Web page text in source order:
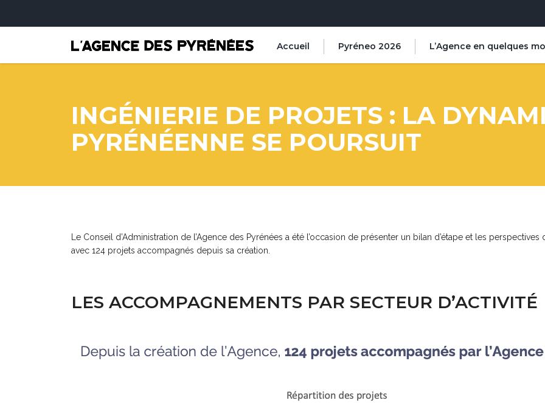
Accueil Pyréneo 2026 L’Agence en quelques
INGÉNIERIE DE PROJETS : LA
PYRÉNÉENNE SE POURSUIT
Le Conseil d’Administration de l’Agence des Pyrénées a été l’occasion de présenter un bilan d’étape et les
avec 124 projets accompagnés depuis sa création.
LES ACCOMPAGNEMENTS PAR SECTEUR D’ACTIVITÉ